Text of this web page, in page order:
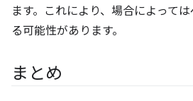
ます。これにより、場合によって
る可能性があります。
まとめ